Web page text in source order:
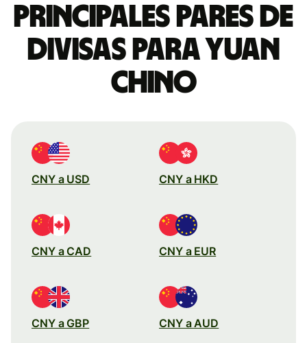
Principales pares de
divisas para yuan
chino
CNY a USD CNY a HKD
CNY a CAD CNY a EUR
CNY a GBP CNY a AUD